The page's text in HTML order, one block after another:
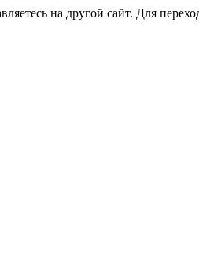
на другой сайт. Для